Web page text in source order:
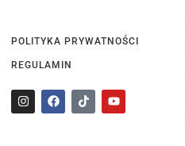
POLITYKA PRYWATNOŚCI
REGULAMIN